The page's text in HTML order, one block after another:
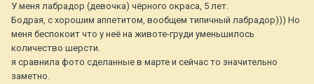
У меня лабрадор (девочка) чёрного окраса, 5 лет.
Бодрая, с хорошим аппетитом, вообщем типичный лабрадор))) Но
меня беспокоит что у неё на животе-груди уменьшилось
количество шерсти.
я сравнила фото сделанные в марте и сейчас то значительно
заметно.